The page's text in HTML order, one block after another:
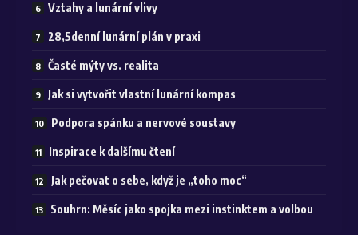
Vztahy a lunární vlivy
28,5denní lunární plán v praxi
Časté mýty vs. realita
Jak si vytvořit vlastní lunární kompas
Podpora spánku a nervové soustavy
Inspirace k dalšímu čtení
Jak pečovat o sebe, když je „toho moc“
Souhrn: Měsíc jako spojka mezi instinktem a volbou